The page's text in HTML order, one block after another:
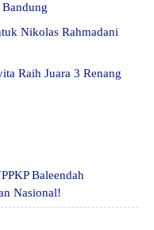
Nikolas Rahmadani
Raih Juara 3 Renang
Baleendah
Nasional!